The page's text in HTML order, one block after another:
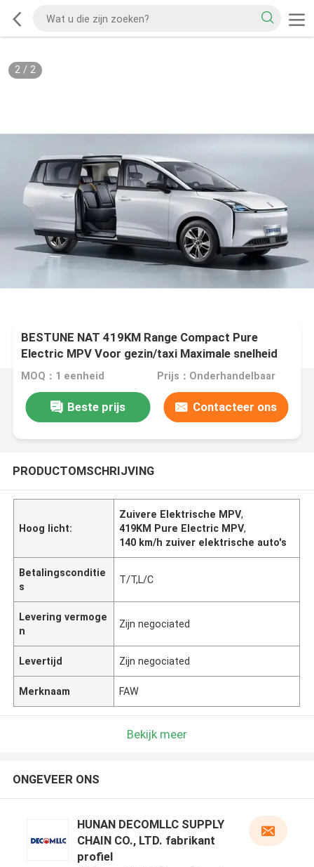
2/ 2
BESTUNE NAT 419KM Range Compact Pure
Electric MPV Voor gezin/taxi Maximale snelheid
140km/h
MOQ：1 eenheid Prijs：Onderhandelbaar
Beste prijs Contacteer ons
PRODUCTOMSCHRIJVING
Hoog licht:
Zuivere Elektrische MPV,
419KM Pure Electric MPV,
140 km/h zuiver elektrische auto's
Betalingsconditie
s
T/T,L/C
Levering vermoge
n
Zijn negociated
Levertijd Zijn negociated
Merknaam FAW
Bekijk meer
ONGEVEER ONS
HUNAN DECOMLLC SUPPLY
CHAIN CO., LTD. fabrikant
profiel